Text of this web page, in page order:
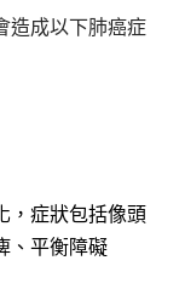
造成以下肺癌症
，症狀包括像頭
、平衡障礙